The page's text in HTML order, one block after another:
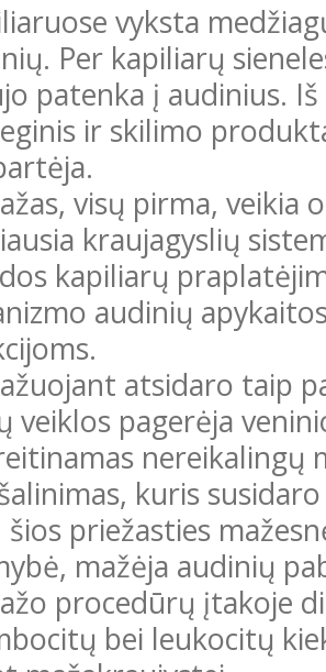
vyksta
Per kapiliarų
patenka į audinius.
ir skilimo
visų pirma, veikia
kraujagyslių
kapiliarų
audinių
atsidaro taip
veiklos pagerėja
nereikalingų
kuris
šios priežasties
mažėja audinių
procedūrų įtakoje
bei leukocitų